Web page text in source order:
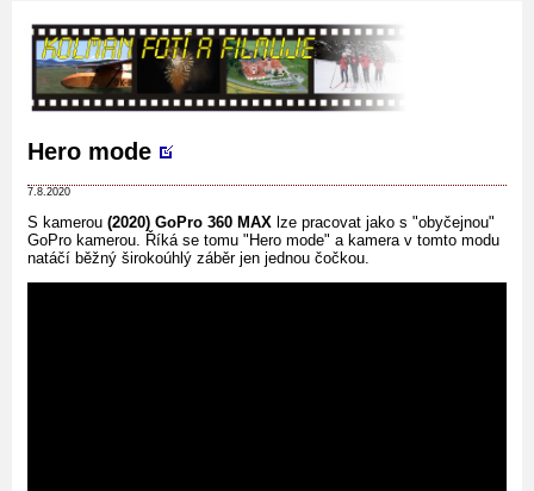
Hero mode
7.8.2020
S kamerou (2020) GoPro 360 MAX lze pracovat jako s "obyčejnou"
GoPro kamerou. Říká se tomu "Hero mode" a kamera v tomto modu
natáčí běžný širokoúhlý záběr jen jednou čočkou.